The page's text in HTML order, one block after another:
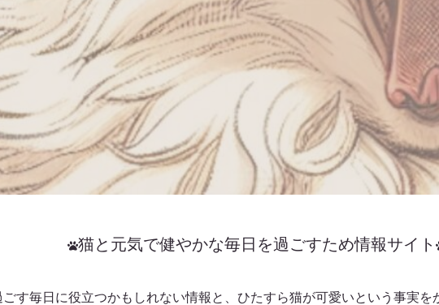
猫と元気で健やかな毎日を過ごすため情報サイト
す毎日に役立つかもしれない情報と、ひたすら猫が可愛いという事実を